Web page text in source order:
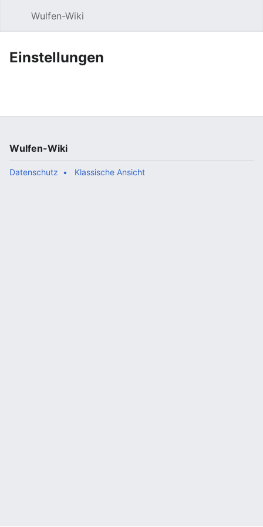
Wulfen-Wiki
Einstellungen
Wulfen-Wiki
Datenschutz Klassische Ansicht